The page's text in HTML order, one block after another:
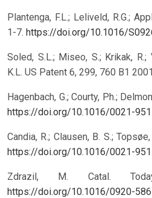
Plantenga, F.L.; Leliveld, R.G.;
1-7. https://doi.org/10.1016/
Soled, S.L.; Miseo, S.; Krikak, R.;
K.L. US Patent 6, 299, 760 B1
Hagenbach, G.; Courty, Ph.;
https://doi.org/10.1016/0021-
Candia, R.; Clausen, B. S.;
https://doi.org/10.1016/0021-
Zdrazil, M. Catal.
https://doi.org/10.1016/0920-